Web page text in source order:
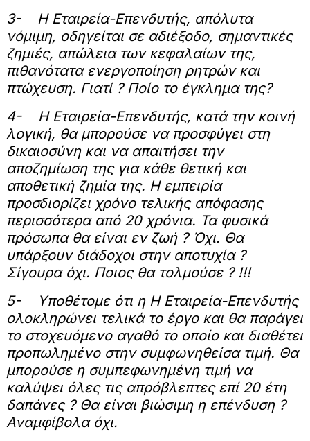
3-
Η Εταιρεία-Επενδυτής, απόλυτα
νόμιμη, οδηγείται σε αδιέξοδο, σημαντικές
ζημιές, απώλεια των κεφαλαίων της,
πιθανότατα ενεργοποίηση ρητρών και
πτώχευση. Γιατί ? Ποίο το έγκλημα της?
4-
Η Εταιρεία-Επενδυτής, κατά την κοινή
λογική, θα μπορούσε να προσφύγει στη
δικαιοσύνη και να απαιτήσει την
αποζημίωση της για κάθε θετική και
αποθετική ζημία της. Η εμπειρία
προσδιορίζει χρόνο τελικής απόφασης
περισσότερα από 20 χρόνια. Τα φυσικά
πρόσωπα θα είναι εν ζωή ? Όχι. Θα
υπάρξουν διάδοχοι στην αποτυχία ?
Σίγουρα όχι. Ποιος θα τολμούσε ? !!!
5-
Υποθέτομε ότι η Η Εταιρεία-Επενδυτής
ολοκληρώνει τελικά το έργο και θα παράγει
το στοχευόμενο αγαθό το οποίο και διαθέτει
προπωλημένο στην συμφωνηθείσα τιμή. Θα
μπορούσε η συμπεφωνημένη τιμή να
καλύψει όλες τις απρόβλεπτες επί 20 έτη
δαπάνες ? Θα είναι βιώσιμη η επένδυση ?
Αναμφίβολα όχι.